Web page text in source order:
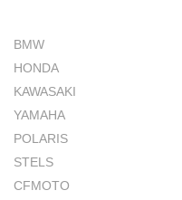
BMW
HONDA
KAWASAKI
YAMAHA
POLARIS
STELS
CFMOTO